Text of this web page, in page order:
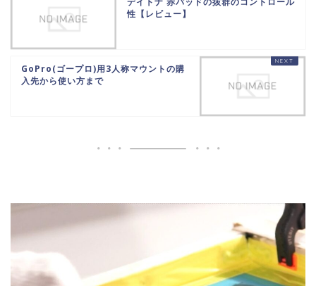
性【レビュー】
GoPro(ゴープロ)用3人称マウントの購
入先から使い方まで